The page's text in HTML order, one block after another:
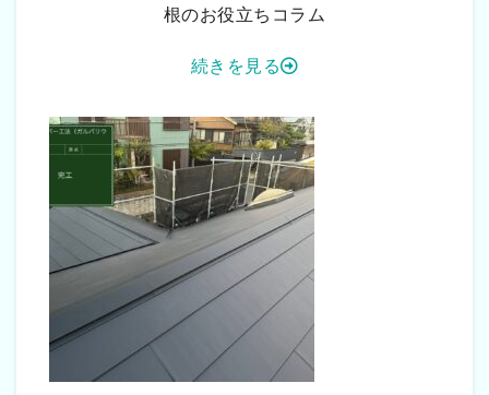
根のお役立ちコラム
続きを見る